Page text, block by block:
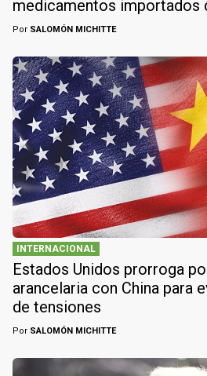
medicamentos importados
Por SALOMÓN MICHITTE
INTERNACIONAL
Estados Unidos prorroga
arancelaria con China para
de tensiones
Por SALOMÓN MICHITTE